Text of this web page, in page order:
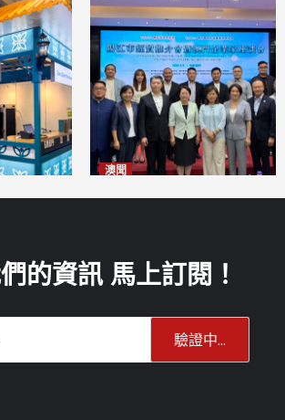
澳聞
的資訊 馬上訂閱！